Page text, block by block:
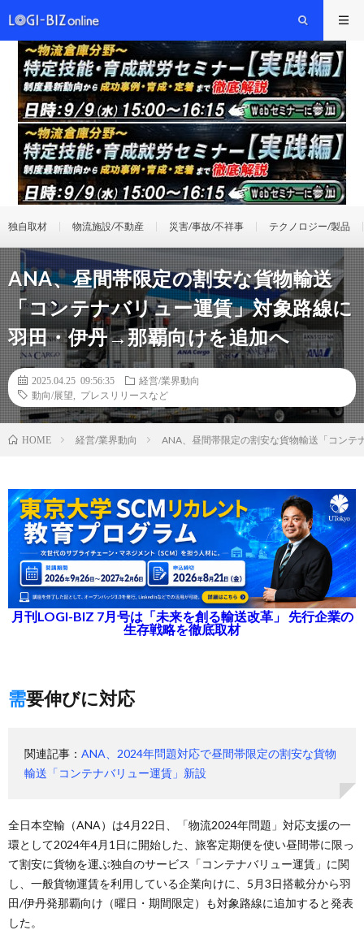
独自取材 物流施設/不動産 災害/事故/不祥事 テクノロジー/製品
ANA、昼間帯限定の割安な貨物輸送
「コンテナバリュー運賃」対象路線に
羽田・伊丹→那覇向けを追加へ
2025.04.25 09:56:35
経営/業界動向
動向/展望
プレスリリースなど
HOME 経営/業界動向 ANA、昼間帯限定の割安な貨物輸送「コン
月刊LOGI-BIZ 7月号は「未来を創る輸送改革」 先行企業の
生存戦略を徹底取材
需要伸びに対応
関連記事： ANA、2024年問題対応で昼間帯限定の割安な貨物
輸送「コンテナバリュー運賃」新設
全日本空輸（ANA）は4月22日、「物流2024年問題」対応支援の一
環として2024年4月1日に開始した、旅客定期便を使い昼間帯に限っ
て割安に貨物を運ぶ独自のサービス「コンテナバリュー運賃」に関
し、一般貨物運賃を利用している企業向けに、5月3日搭載分から羽
田/伊丹発那覇向け（曜日・期間限定）も対象路線に追加すると発表
した。